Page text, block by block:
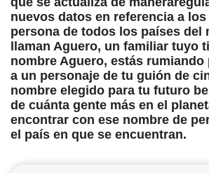
nuevos datos en referencia a
persona de todos los países del
llaman Aguero, un familiar tuyo
nombre Aguero, estás rumiando
a un personaje de tu guión de
nombre elegido para tu futuro
de cuánta gente más en el
encontrar con ese nombre de
el país en que se encuentran.